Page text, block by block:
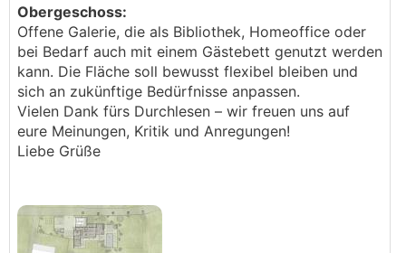
Obergeschoss:
Offene Galerie, die als Bibliothek, Homeoffice oder
bei Bedarf auch mit einem Gästebett genutzt werden
kann. Die Fläche soll bewusst flexibel bleiben und
sich an zukünftige Bedürfnisse anpassen.
Vielen Dank fürs Durchlesen – wir freuen uns auf
eure Meinungen, Kritik und Anregungen!
Liebe Grüße